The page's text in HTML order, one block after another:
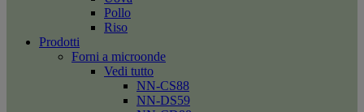
Pollo
Riso
Prodotti
Forni a microonde
Vedi tutto
NN-CS88
NN-DS59